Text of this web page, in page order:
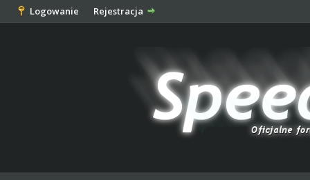
Logowanie Rejestracja